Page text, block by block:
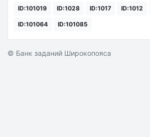
ID:101019 ID:1028 ID:1017 ID:1012
ID:101064 ID:101085
© Банк заданий Широкопояса